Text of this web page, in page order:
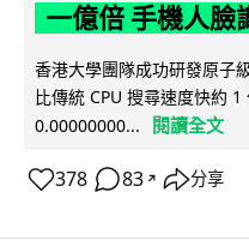
一億倍 手機人臉
香港大學團隊成功研發原子
比傳統 CPU 搜尋速度快約
0.00000000...
閱讀全文
378 83 ↗ 分享